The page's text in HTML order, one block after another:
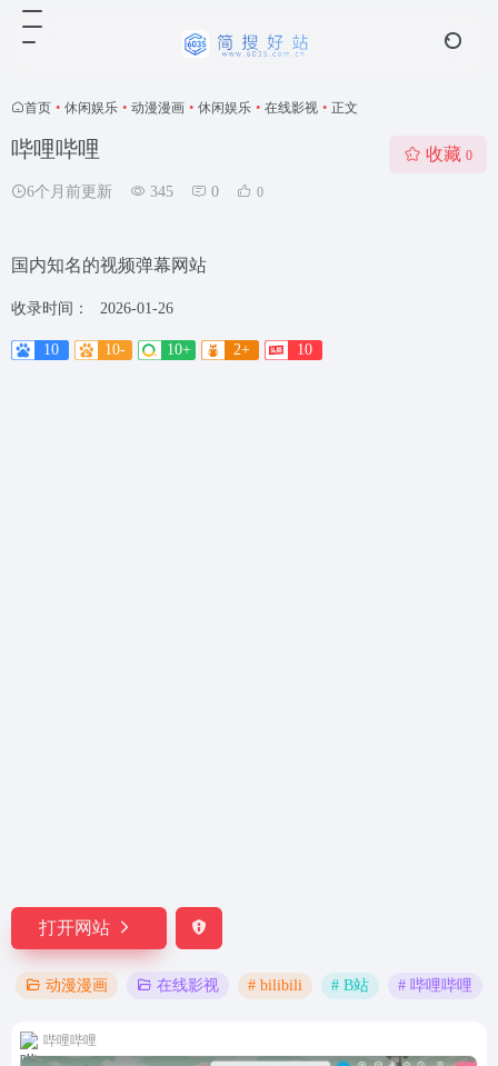
首页 • 休闲娱乐 • 动漫漫画 • 休闲娱乐 • 在线影视 • 正文
哔哩哔哩
6个月前更新 345 0 0
收藏 0
国内知名的视频弹幕网站
收录时间： 2026-01-26
10 10- 10+ 2+ 10
打开网站
动漫漫画 在线影视 # bilibili # B站 # 哔哩哔哩
哔哩哔哩